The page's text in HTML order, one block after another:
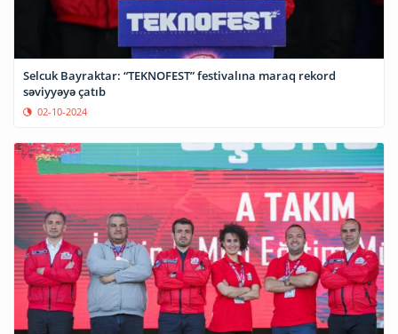
Selcuk Bayraktar: “TEKNOFEST” festivalına maraq rekord
səviyyəyə çatıb
02-10-2024